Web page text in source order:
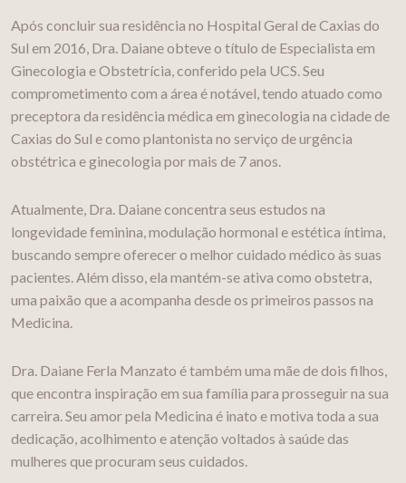
Após concluir sua residência no Hospital Geral de Caxias do
Sul em 2016, Dra. Daiane obteve o título de Especialista em
Ginecologia e Obstetrícia, conferido pela UCS. Seu
comprometimento com a área é notável, tendo atuado como
preceptora da residência médica em ginecologia na cidade de
Caxias do Sul e como plantonista no serviço de urgência
obstétrica e ginecologia por mais de 7 anos.
Atualmente, Dra. Daiane concentra seus estudos na
longevidade feminina, modulação hormonal e estética íntima,
buscando sempre oferecer o melhor cuidado médico às suas
pacientes. Além disso, ela mantém-se ativa como obstetra,
uma paixão que a acompanha desde os primeiros passos na
Medicina.
Dra. Daiane Ferla Manzato é também uma mãe de dois filhos,
que encontra inspiração em sua família para prosseguir na sua
carreira. Seu amor pela Medicina é inato e motiva toda a sua
dedicação, acolhimento e atenção voltados à saúde das
mulheres que procuram seus cuidados.